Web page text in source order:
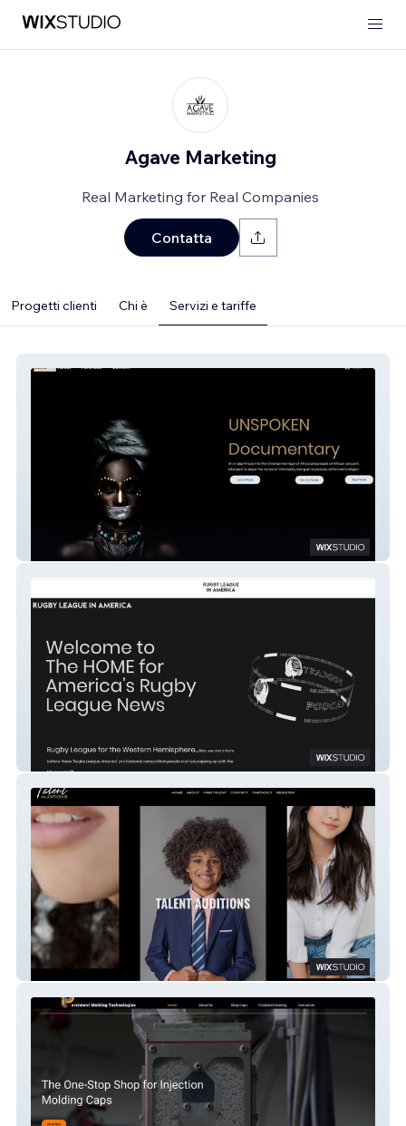
Agave Marketing
Real Marketing for Real Companies
Contatta
Progetti clienti Chi è Servizi e tariffe
Unspoken
RugbyLeagueinAmerica
Talent Auditions